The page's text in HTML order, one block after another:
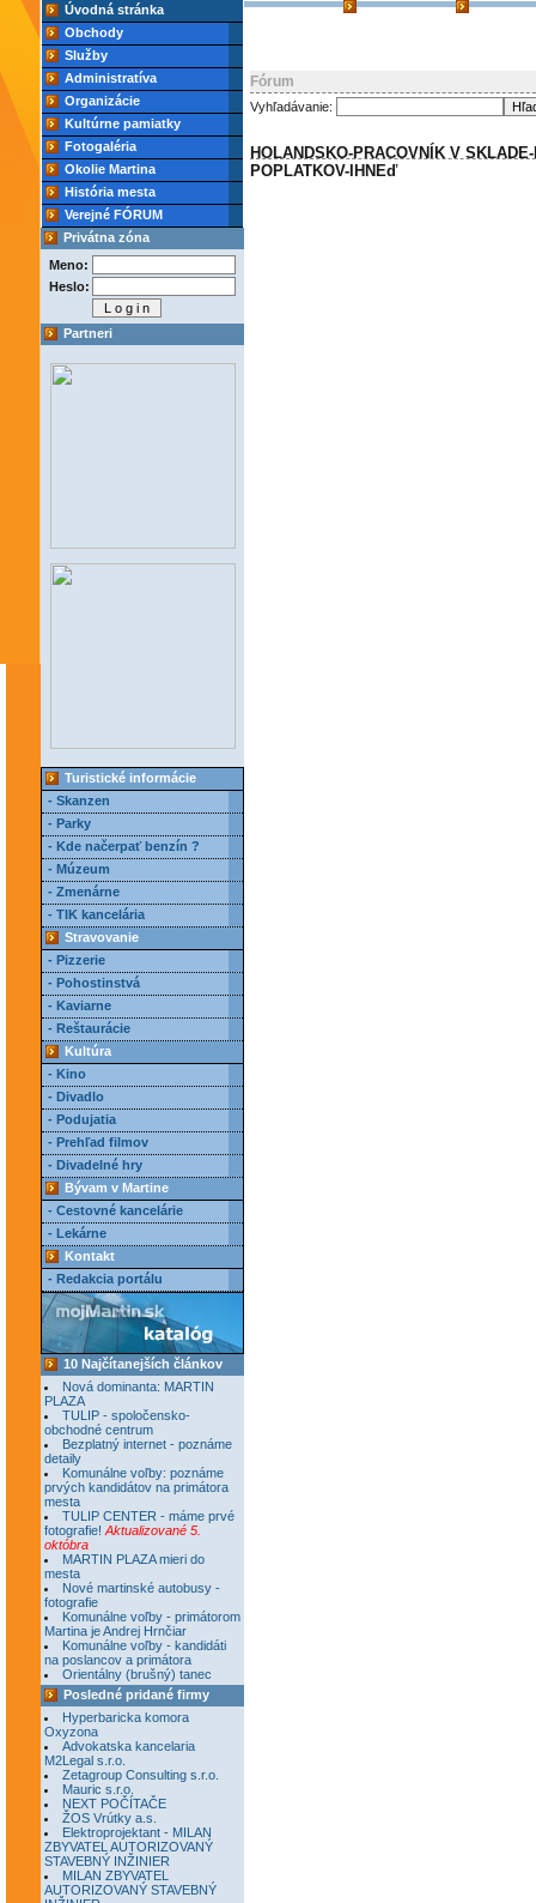
Úvodná stránka
Obchody
Služby
Administratíva
Organizácie
Kultúrne pamiatky
Fotogaléria
Okolie Martina
História mesta
Verejné FÓRUM
Privátna zóna
Meno:
Heslo:
Partneri
Turistické informácie
- Skanzen
- Parky
- Kde načerpať benzín ?
- Múzeum
- Zmenárne
- TIK kancelária
Stravovanie
- Pizzerie
- Pohostinstvá
- Kaviarne
- Reštaurácie
Kultúra
- Kino
- Divadlo
- Podujatia
- Prehľad filmov
- Divadelné hry
Bývam v Martine
- Cestovné kancelárie
- Lekárne
Kontakt
- Redakcia portálu
10 Najčítanejších článkov
Nová dominanta: MARTIN
PLAZA
TULIP - spoločensko-
obchodné centrum
Bezplatný internet - poznáme
detaily
Komunálne voľby: poznáme
prvých kandidátov na primátora
mesta
TULIP CENTER - máme prvé
fotografie! Aktualizované 5.
októbra
MARTIN PLAZA mieri do
mesta
Nové martinské autobusy -
fotografie
Komunálne voľby - primátorom
Martina je Andrej Hrnčiar
Komunálne voľby - kandidáti
na poslancov a primátora
Orientálny (brušný) tanec
Posledné pridané firmy
Hyperbaricka komora
Oxyzona
Advokatska kancelaria
M2Legal s.r.o.
Zetagroup Consulting s.r.o.
Mauric s.r.o.
NEXT POČÍTAČE
ŽOS Vrútky a.s.
Elektroprojektant - MILAN
ZBYVATEL AUTORIZOVANÝ
STAVEBNÝ INŽINIER
MILAN ZBYVATEL
AUTORIZOVANÝ STAVEBNÝ
Fórum
Vyhľadávanie:
HOLANDSKO-PRACOVNÍK V
POPLATKOV-IHNEď